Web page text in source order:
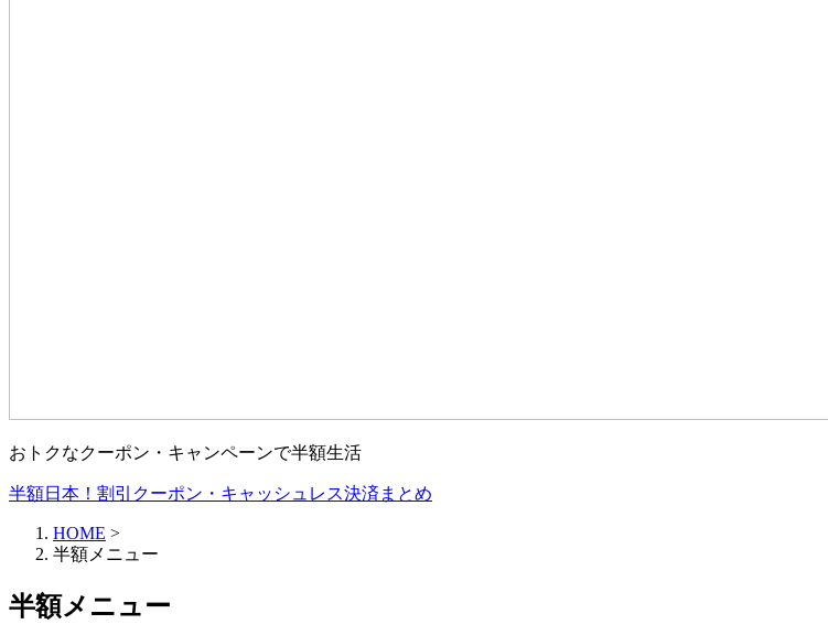
おトクなクーポン・キャンペーンで半額生活
半額日本！割引クーポン・キャッシュレス決済まとめ
HOME >
半額メニュー
半額メニュー